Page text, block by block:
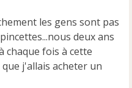
les gens sont pas
deux ans
chaque fois à cette
j'allais acheter un